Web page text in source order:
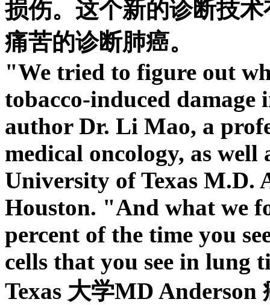
损伤。这个新的诊断技
痛苦的诊断肺癌。
"We tried to figure out
tobacco-induced
author Dr. Li Mao, a
medical oncology, as well
University of Texas M.D.
Houston. "And what we
percent of the time you
cells that you see in lung
Texas 大学MD